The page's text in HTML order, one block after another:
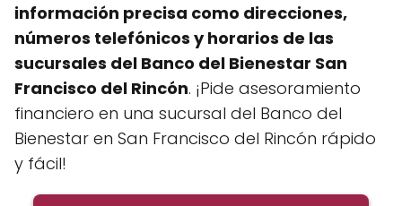
información precisa como direcciones,
números telefónicos y horarios de las
sucursales del Banco del Bienestar San
Francisco del Rincón. ¡Pide asesoramiento
financiero en una sucursal del Banco del
Bienestar en San Francisco del Rincón rápido
y fácil!